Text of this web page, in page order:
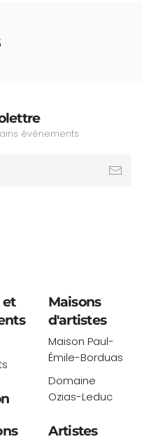
événements
et
Maisons
d'artistes
Maison Paul-
Émile-Borduas
Domaine
Ozias-Leduc
Artistes